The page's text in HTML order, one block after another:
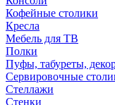
Кофейные столики
Кресла
Мебель для ТВ
Полки
Пуфы, табуреты,
Сервировочные
Стеллажи
Стенки